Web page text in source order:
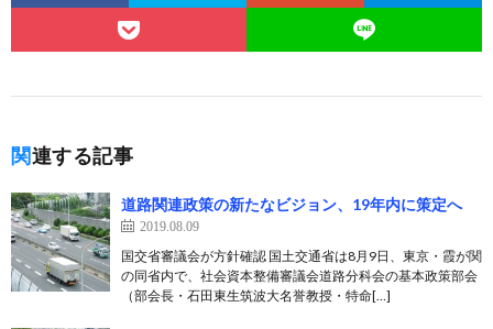
関連する記事
道路関連政策の新たなビジョン、19年内に策定へ
2019.08.09
国交省審議会が方針確認 国土交通省は8月9日、東京・霞が関
の同省内で、社会資本整備審議会道路分科会の基本政策部会
（部会長・石田東生筑波大名誉教授・特命[…]